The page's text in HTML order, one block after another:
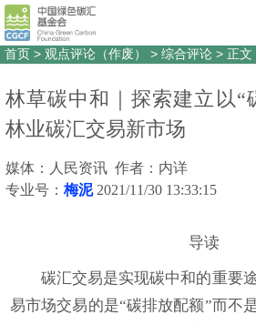
首页 > 观点评论（作废） > 综合评论 > 正文
林草碳中和｜探索建立以“
林业碳汇交易新市场
媒体：人民资讯 作者：内详
专业号： 梅泥 2021/11/30 13:33:15
导读
碳汇交易是实现碳中和的重要
易市场交易的是“碳排放配额”而不